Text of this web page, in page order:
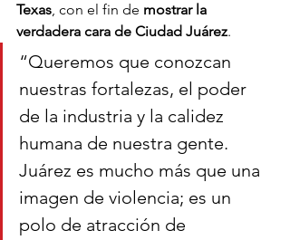
Texas, con el fin de mostrar la
verdadera cara de Ciudad Juárez.
“Queremos que conozcan
nuestras fortalezas, el poder
de la industria y la calidez
humana de nuestra gente.
Juárez es mucho más que una
imagen de violencia; es un
polo de atracción de